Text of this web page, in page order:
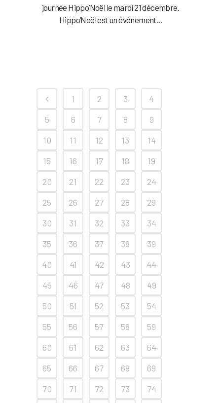
journée Hippo’Noël le mardi 21 décembre.
Hippo’Noël est un événement...
1 2 3
4
5
6 7 8
9
10
11 12 13
14
15
16 17 18
19
20
21 22 23
24
25
26 27 28
29
30
31 32 33
34
35
36 37 38
39
40
41 42 43
44
45
46 47 48
49
50
51 52 53
54
55
56 57 58
59
60
61 62 63
64
65
66 67 68
69
70
71 72 73
74